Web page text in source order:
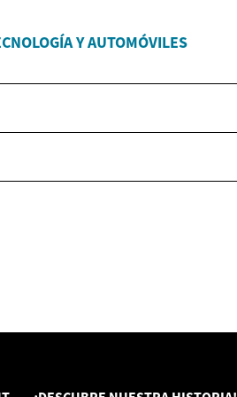
Y AUTOMÓVILES